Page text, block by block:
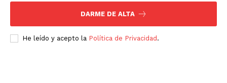
DARME DE ALTA
He leído y acepto la Política de Privacidad .